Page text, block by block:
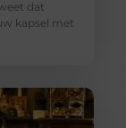
dat
kapsel met